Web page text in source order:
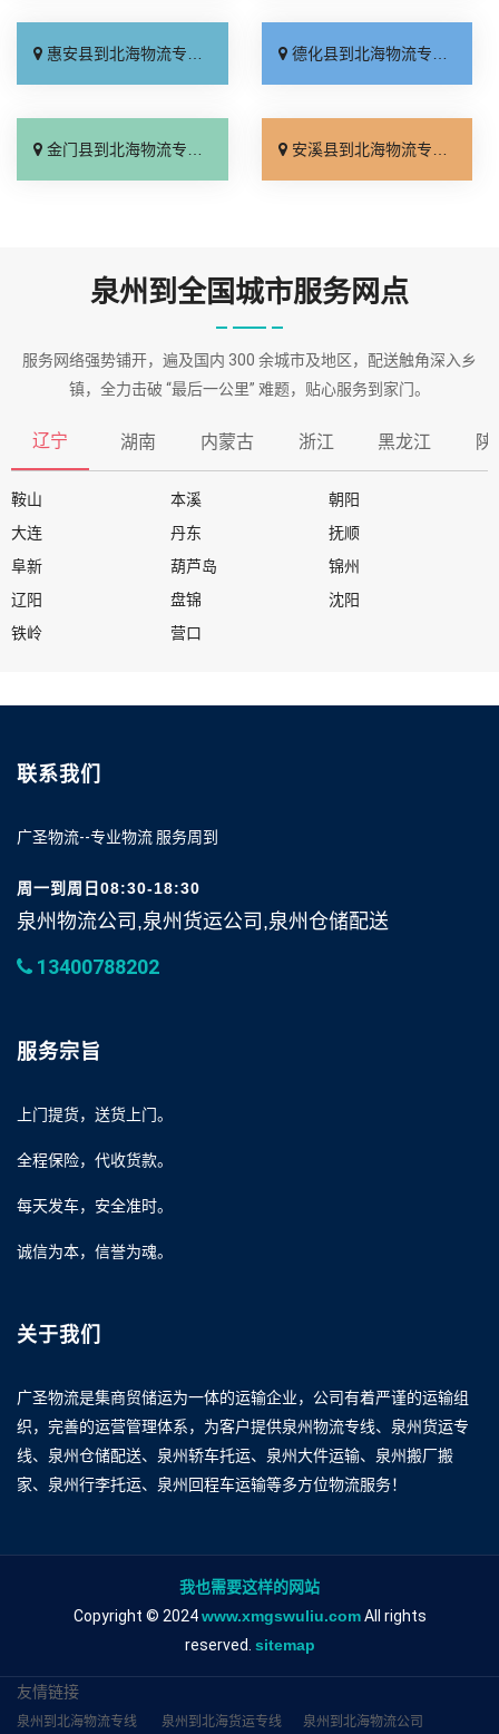
惠安县到北海物流专线_门到门接送「收费标准」 德化县到北海物流专线_定点发车「准时准点」
金门县到北海物流专线_定点发车「市县派送」 安溪县到北海物流专线_多少公里「怎么收费」
泉州到全国城市服务网点
服务网络强势铺开，遍及国内 300 余城市及地区，配送触角深入乡
镇，全力击破 “最后一公里” 难题，贴心服务到家门。
辽宁 湖南 内蒙古 浙江 黑龙江 陕
鞍山 本溪
朝阳
大连
丹东
抚顺
阜新
葫芦岛
锦州
辽阳
盘锦
沈阳
铁岭
营口
联系我们
广圣物流--专业物流 服务周到
周一到周日08:30-18:30
泉州物流公司,泉州货运公司,泉州仓储配送
13400788202
服务宗旨
上门提货，送货上门。
全程保险，代收货款。
每天发车，安全准时。
诚信为本，信誉为魂。
关于我们
广圣物流是集商贸储运为一体的运输企业，公司有着严谨的运输组
织，完善的运营管理体系，为客户提供泉州物流专线、泉州货运专
线、泉州仓储配送、泉州轿车托运、泉州大件运输、泉州搬厂搬
家、泉州行李托运、泉州回程车运输等多方位物流服务！
我也需要这样的网站
Copyright © 2024www.xmgswuliu.comAll rights
reserved. sitemap
友情链接
泉州到北海物流专线 泉州到北海货运专线 泉州到北海物流公司